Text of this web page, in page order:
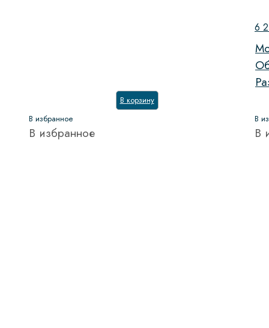
В корзину
В избранное
В избранное
6
В
В